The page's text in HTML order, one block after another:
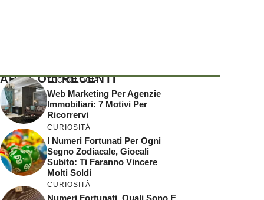
ARTICOLI RECENTI
TECNOLOGIA
Web Marketing Per Agenzie
Immobiliari: 7 Motivi Per
Ricorrervi
CURIOSITÀ
I Numeri Fortunati Per Ogni
Segno Zodiacale, Giocali
Subito: Ti Faranno Vincere
Molti Soldi
CURIOSITÀ
Numeri Fortunati, Quali Sono E